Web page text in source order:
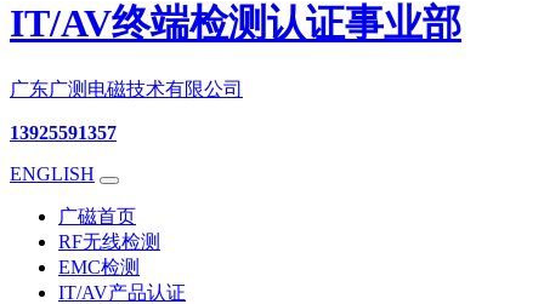
IT/AV终端检测认证事业部
广东广测电磁技术有限公司
13925591357
ENGLISH
广磁首页
RF无线检测
EMC检测
IT/AV产品认证